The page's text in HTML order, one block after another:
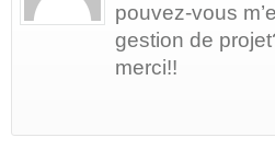
pouvez-vous
gestion de
merci!!